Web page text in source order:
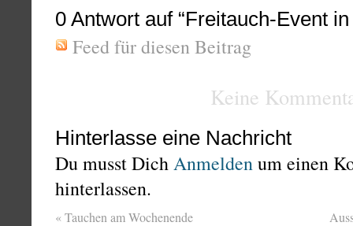
0 Antwort auf “Freitauch-Event in
Feed für diesen Beitrag
Keine
Hinterlasse eine Nachricht
Du musst DichAnmeldenum einen
hinterlassen.
«Tauchen am Wochenende